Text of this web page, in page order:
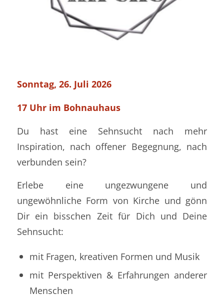
Sonntag, 26. Juli 2026
17 Uhr im Bohnauhaus
Du hast eine Sehnsucht nach mehr
Inspiration, nach offener Begegnung, nach
verbunden sein?
Erlebe eine ungezwungene und
ungewöhnliche Form von Kirche und gönn
Dir ein bisschen Zeit für Dich und Deine
Sehnsucht:
mit Fragen, kreativen Formen und Musik
mit Perspektiven & Erfahrungen anderer
Menschen